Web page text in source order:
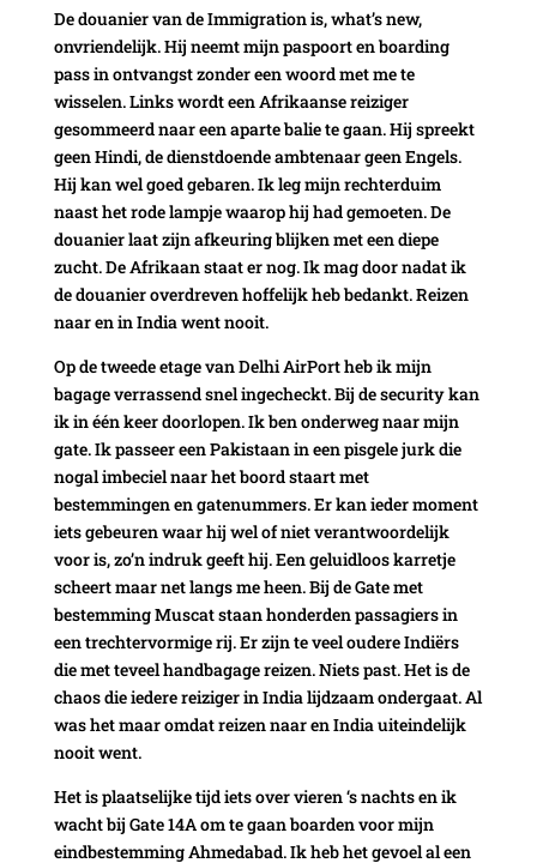
De douanier van de Immigration is, what’s new,
onvriendelijk. Hij neemt mijn paspoort en boarding
pass in ontvangst zonder een woord met me te
wisselen. Links wordt een Afrikaanse reiziger
gesommeerd naar een aparte balie te gaan. Hij spreekt
geen Hindi, de dienstdoende ambtenaar geen Engels.
Hij kan wel goed gebaren. Ik leg mijn rechterduim
naast het rode lampje waarop hij had gemoeten. De
douanier laat zijn afkeuring blijken met een diepe
zucht. De Afrikaan staat er nog. Ik mag door nadat ik
de douanier overdreven hoffelijk heb bedankt. Reizen
naar en in India went nooit.
Op de tweede etage van Delhi AirPort heb ik mijn
bagage verrassend snel ingecheckt. Bij de security kan
ik in één keer doorlopen. Ik ben onderweg naar mijn
gate. Ik passeer een Pakistaan in een pisgele jurk die
nogal imbeciel naar het boord staart met
bestemmingen en gatenummers. Er kan ieder moment
iets gebeuren waar hij wel of niet verantwoordelijk
voor is, zo’n indruk geeft hij. Een geluidloos karretje
scheert maar net langs me heen. Bij de Gate met
bestemming Muscat staan honderden passagiers in
een trechtervormige rij. Er zijn te veel oudere Indiërs
die met teveel handbagage reizen. Niets past. Het is de
chaos die iedere reiziger in India lijdzaam ondergaat. Al
was het maar omdat reizen naar en India uiteindelijk
nooit went.
Het is plaatselijke tijd iets over vieren ‘s nachts en ik
wacht bij Gate 14A om te gaan boarden voor mijn
eindbestemming Ahmedabad. Ik heb het gevoel al een